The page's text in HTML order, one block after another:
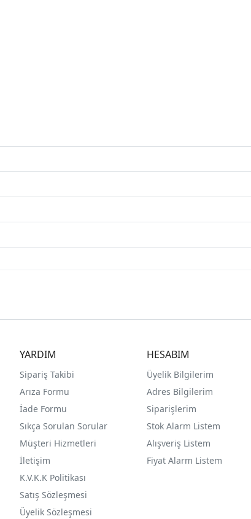
YARDIM
Sipariş Takibi
Arıza Formu
İade Formu
Sıkça Sorulan Sorular
Müşteri Hizmetleri
İletişim
K.V.K.K Politikası
Satış Sözleşmesi
Üyelik Sözleşmesi
HESABIM
Üyelik Bilgilerim
Adres Bilgilerim
Siparişlerim
Stok Alarm Listem
Alışveriş Listem
Fiyat Alarm Listem